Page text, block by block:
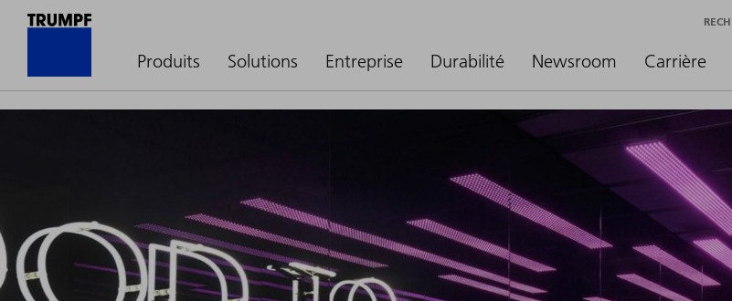
Produits Solutions Entreprise Durabilité Newsroom Carrière